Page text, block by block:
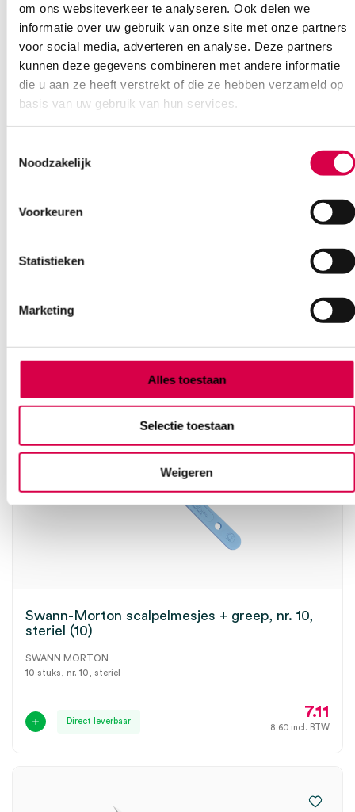
om ons websiteverkeer te analyseren. Ook delen we
informatie over uw gebruik van onze site met onze partners
voor social media, adverteren en analyse. Deze partners
kunnen deze gegevens combineren met andere informatie
die u aan ze heeft verstrekt of die ze hebben verzameld op
basis van uw gebruik van hun services.
Noodzakelijk
Voorkeuren
Statistieken
Marketing
Alles toestaan
Selectie toestaan
Weigeren
8.51
Swann-Morton scalpelmesjes + greep, nr. 10,
steriel (10)
SWANN MORTON
10 stuks, nr. 10, steriel
Direct leverbaar
7.11
8.60 incl. BTW